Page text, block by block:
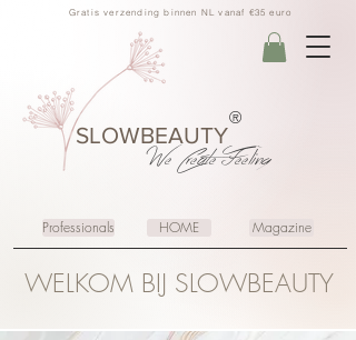
Gratis verzending binnen NL vanaf €35 euro
SLOWBEAUTY
We CreateFeeling
®
Professionals HOME Magazine
WELKOM BIJ SLOWBEAUTY